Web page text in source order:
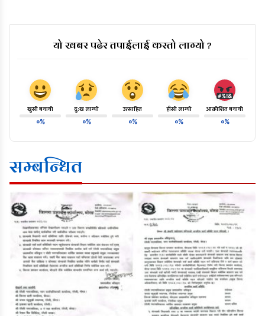
यो खबर पढेर तपाईलाई कस्तो लाग्यो ?
खुसी बनायो
०%
दु:ख लाग्यो
०%
उत्साहित
०%
हाँसो लाग्यो
०%
आक्रोशित बनायो
०%
सम्बन्धित